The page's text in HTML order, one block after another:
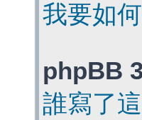
我要如
phpBB
誰寫了